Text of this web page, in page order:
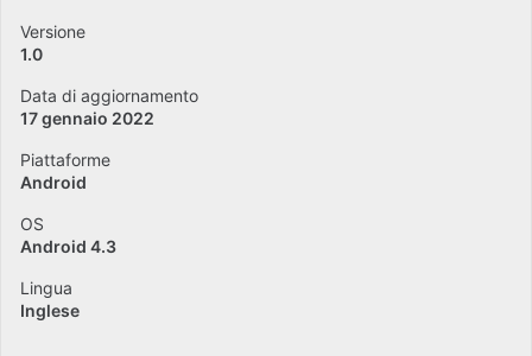
Versione
1.0
Data di aggiornamento
17 gennaio 2022
Piattaforme
Android
OS
Android 4.3
Lingua
Inglese